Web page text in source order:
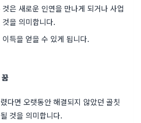
은 새로운 인연을 만나게 되거나 사업
을 의미합니다.
득을 얻을 수 있게 됩니다.
다면 오랫동안 해결되지 않았던 골칫
것을 의미합니다.